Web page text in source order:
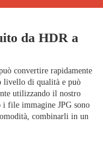
da HDR a
convertire rapidamente
livello di qualità e può
utilizzando il nostro
file immagine JPG sono
combinarli in un